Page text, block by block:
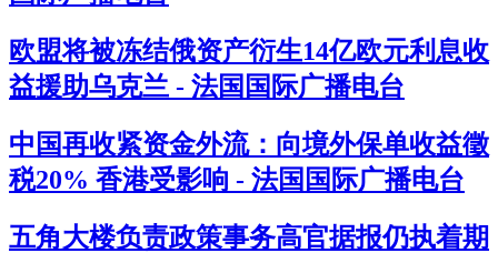
欧盟将被冻结俄资产衍生14亿欧元利息收
益援助乌克兰 - 法国国际广播电台
中国再收紧资金外流：向境外保单收益徵
税20% 香港受影响 - 法国国际广播电台
五角大楼负责政策事务高官据报仍执着期